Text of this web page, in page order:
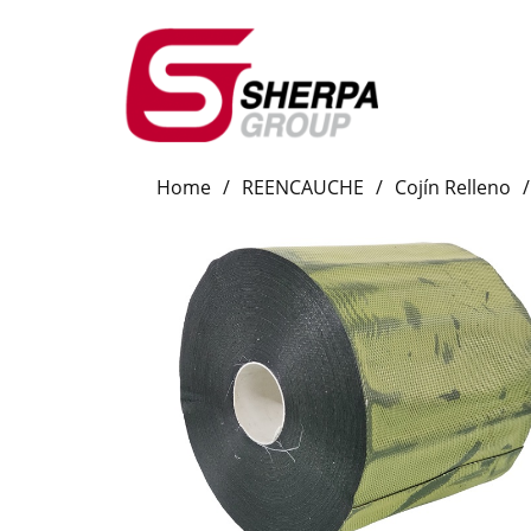
Home / REENCAUCHE / Cojín Relleno /